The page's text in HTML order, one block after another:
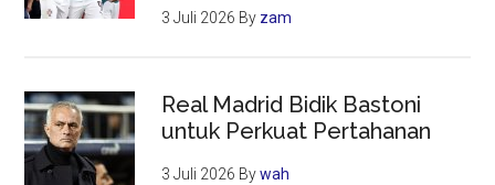
3 Juli 2026 By zam
Real Madrid Bidik Bastoni
untuk Perkuat Pertahanan
3 Juli 2026 Bywah